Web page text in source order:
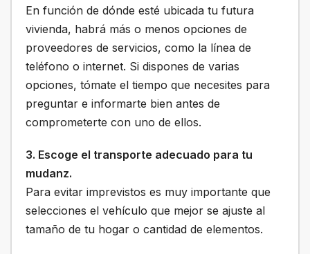
En función de dónde esté ubicada tu futura
vivienda, habrá más o menos opciones de
proveedores de servicios, como la línea de
teléfono o internet. Si dispones de varias
opciones, tómate el tiempo que necesites para
preguntar e informarte bien antes de
comprometerte con uno de ellos.
3. Escoge el transporte adecuado para tu
mudanz.
Para evitar imprevistos es muy importante que
selecciones el vehículo que mejor se ajuste al
tamaño de tu hogar o cantidad de elementos.